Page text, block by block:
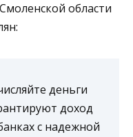
области
деньги
доход
с надежной